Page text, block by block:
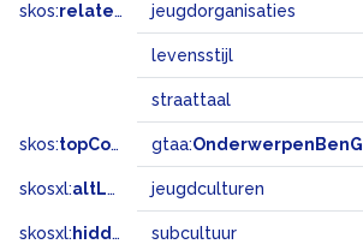
skos:related jeugdorganisaties
levensstijl
straattaal
skos:topConceptOf gtaa:OnderwerpenBenG
skosxl:altLabel jeugdculturen
skosxl: hiddenLabel subcultuur